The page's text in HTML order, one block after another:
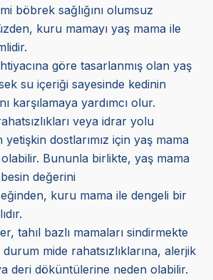
böbrek sağlığını olumsuz
kuru mamayı yaş mama ile
göre tasarlanmış olan yaş
su içeriği sayesinde kedinin
karşılamaya yardımcı olur.
veya idrar yolu
dostlarımız için yaş mama
Bununla birlikte, yaş mama
değerini
kuru mama ile dengeli bir
tahıl bazlı mamaları sindirmekte
mide rahatsızlıklarına, alerjik
deri döküntülerine neden olabilir.